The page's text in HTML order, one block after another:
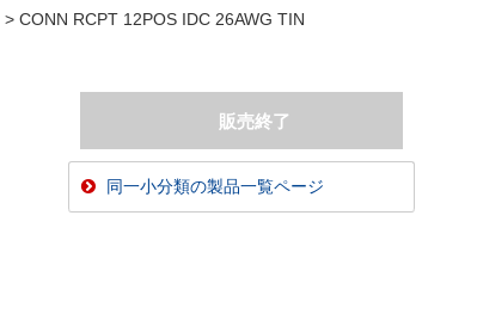
> CONN RCPT 12POS IDC 26AWG TIN
同一小分類の製品一覧ページ